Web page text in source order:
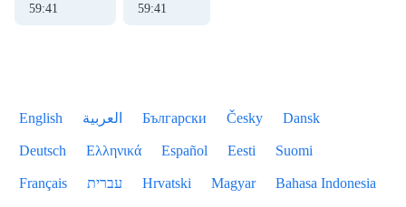
59:41 59:41
English العربية Български Česky Dansk
Deutsch Ελληνικά Español Eesti Suomi
Français עברית Hrvatski Magyar Bahasa Indonesia